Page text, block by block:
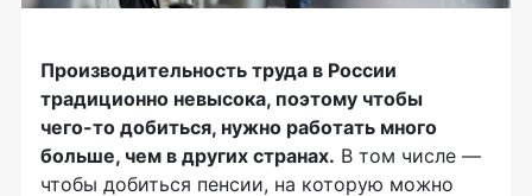
Производительность труда в России
традиционно невысока, поэтому чтобы
чего-то добиться, нужно работать много
больше, чем в других странах. В том числе —
чтобы добиться пенсии, на которую можно